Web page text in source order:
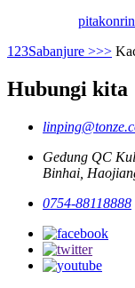
pitakon
123Sabanjure >>>
Hubungi kita
Gedung QC
Binhai,
0754-88118888